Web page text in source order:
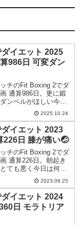
イエット 2025
986日 可変ダン
チのFit Boxing 2でダ
通算986日。更に鍛
ンベルがほしい今日
んですよねえ。2025.10.24
イエット 2023
226日 膝が痛い🤕
チのFit Boxing 2でダ
通算226日。朝起き
ても悪く今日は何も
2023.09.25
イエット 2024
日 モラトリア